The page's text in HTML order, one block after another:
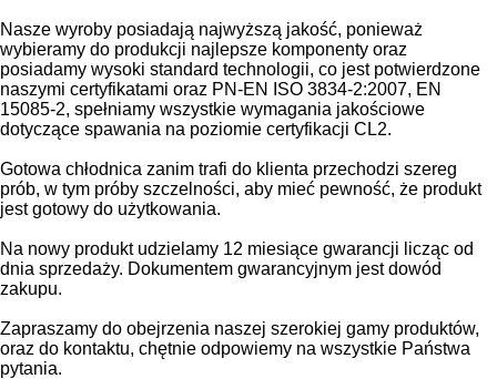
Nasze wyroby posiadają najwyższą jakość, ponieważ
wybieramy do produkcji najlepsze komponenty oraz
posiadamy wysoki standard technologii, co jest potwierdzone
naszymi certyfikatami oraz PN-EN ISO 3834-2:2007, EN
15085-2, spełniamy wszystkie wymagania jakościowe
dotyczące spawania na poziomie certyfikacji CL2.
Gotowa chłodnica zanim trafi do klienta przechodzi szereg
prób, w tym próby szczelności, aby mieć pewność, że produkt
jest gotowy do użytkowania.
Na nowy produkt udzielamy 12 miesiące gwarancji licząc od
dnia sprzedaży. Dokumentem gwarancyjnym jest dowód
zakupu.
Zapraszamy do obejrzenia naszej szerokiej gamy produktów,
oraz do kontaktu, chętnie odpowiemy na wszystkie Państwa
pytania.